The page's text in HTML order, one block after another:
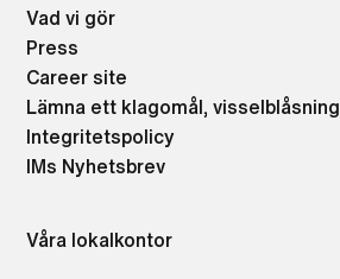
Vad vi gör
Press
Career site
Lämna ett klagomål, visselblåsning
Integritetspolicy
IMs Nyhetsbrev
Våra lokalkontor